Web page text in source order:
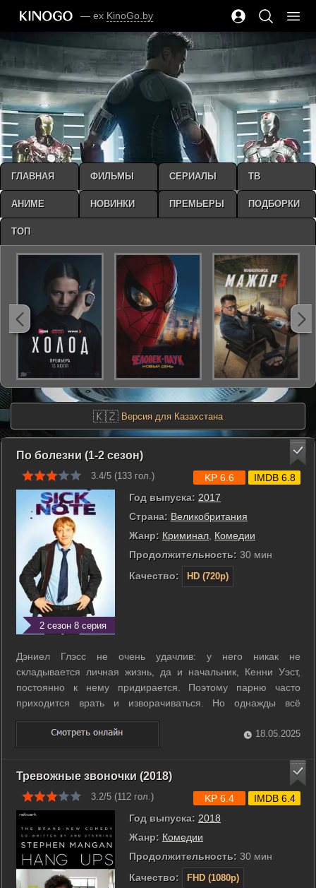
— ex KinoGo.by
🇰🇿 Версия для Казахстана
По болезни (1-2 сезон)
3.4/5 (133 гол.)
2 сезон 8 серия
Год выпуска: 2017
Страна: Великобритания
Жанр: Криминал Комедии
Продолжительность: 30 мин
Качество:
HD (720p)
KP 6.6 IMDB 6.8
Дэниел Глэсс не очень удачлив: у него никак не
складывается личная жизнь, да и начальник, Кенни Уэст,
постоянно к нему придирается. Поэтому парню часто
приходится врать и изворачиваться. Но однажды всё
меняется: доктор Йен Гленнис сообщает молодому
человеку, что у него рак. Узнав о страшном диагнозе,
окружающие меняют своё отношение к Дэниелу. ...
18.05.2025
Тревожные звоночки (2018)
3.2/5 (112 гол.)
Год выпуска: 2018
Жанр: Комедии
Продолжительность: 30 мин
Качество:
FHD (1080p)
KP 6.4 IMDB 6.4
ГЛАВНАЯ ФИЛЬМЫ СЕРИАЛЫ ТВ
АНИМЕ НОВИНКИ ПРЕМЬЕРЫ ПОДБОРКИ
ТОП